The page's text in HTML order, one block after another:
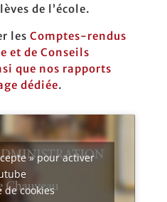
de l’école.
les Comptes-rendus
et de Conseils
que nos rapports
dédiée.
» pour activer
de cookies